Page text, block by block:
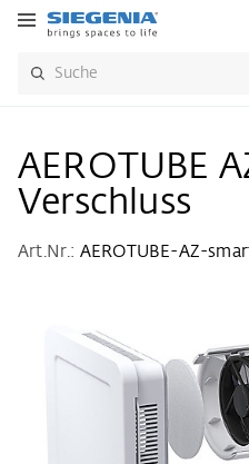
AEROTUBE
Verschluss
Art.Nr.: AEROTUBE-AZ-